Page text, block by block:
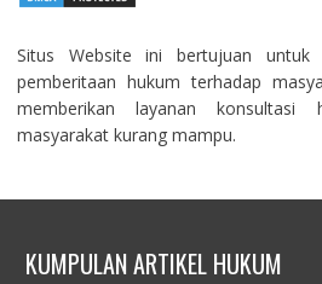
Situs Website ini bertujuan untuk
pemberitaan hukum terhadap
memberikan layanan konsultasi
masyarakat kurang mampu.
KUMPULAN ARTIKEL HUKUM